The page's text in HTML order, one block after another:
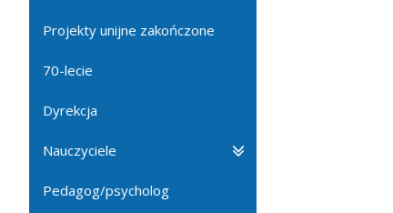
Projekty unijne zakończone
70-lecie
Dyrekcja
Nauczyciele
Pedagog/psycholog